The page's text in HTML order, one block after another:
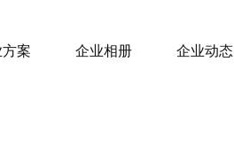
案 企业相册 企业动态